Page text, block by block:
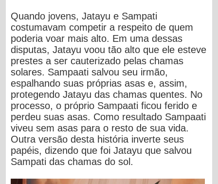
Quando jovens, Jatayu e Sampati
costumavam competir a respeito de quem
poderia voar mais alto. Em uma dessas
disputas, Jatayu voou tão alto que ele esteve
prestes a ser cauterizado pelas chamas
solares. Sampaati salvou seu irmão,
espalhando suas próprias asas e, assim,
protegendo Jatayu das chamas quentes. No
processo, o próprio Sampaati ficou ferido e
perdeu suas asas. Como resultado Sampaati
viveu sem asas para o resto de sua vida.
Outra versão desta história inverte seus
papéis, dizendo que foi Jatayu que salvou
Sampati das chamas do sol.